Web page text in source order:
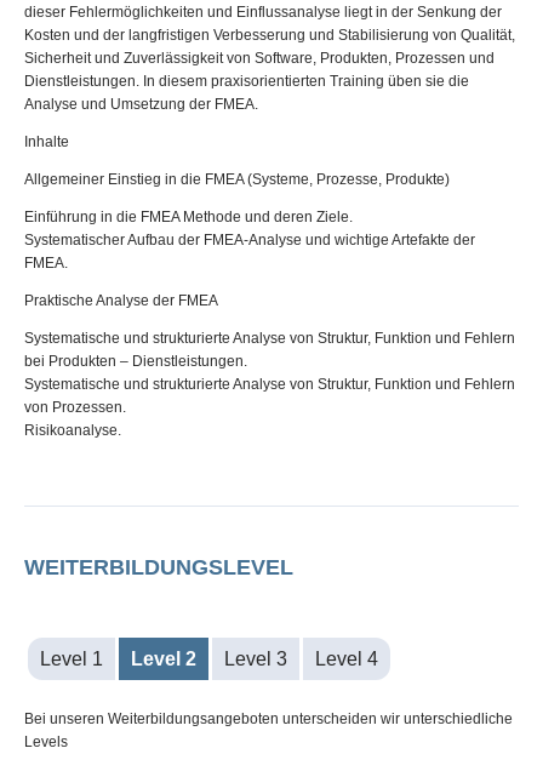
dieser Fehlermöglichkeiten und Einflussanalyse liegt in der Senkung der
Kosten und der langfristigen Verbesserung und Stabilisierung von Qualität,
Sicherheit und Zuverlässigkeit von Software, Produkten, Prozessen und
Dienstleistungen. In diesem praxisorientierten Training üben sie die
Analyse und Umsetzung der FMEA.
Inhalte
Allgemeiner Einstieg in die FMEA (Systeme, Prozesse, Produkte)
Einführung in die FMEA Methode und deren Ziele.
Systematischer Aufbau der FMEA-Analyse und wichtige Artefakte der
FMEA.
Praktische Analyse der FMEA
Systematische und strukturierte Analyse von Struktur, Funktion und Fehlern
bei Produkten – Dienstleistungen.
Systematische und strukturierte Analyse von Struktur, Funktion und Fehlern
von Prozessen.
Risikoanalyse.
WEITERBILDUNGSLEVEL
Level 1 Level 2 Level 3 Level 4
Bei unseren Weiterbildungsangeboten unterscheiden wir unterschiedliche
Levels